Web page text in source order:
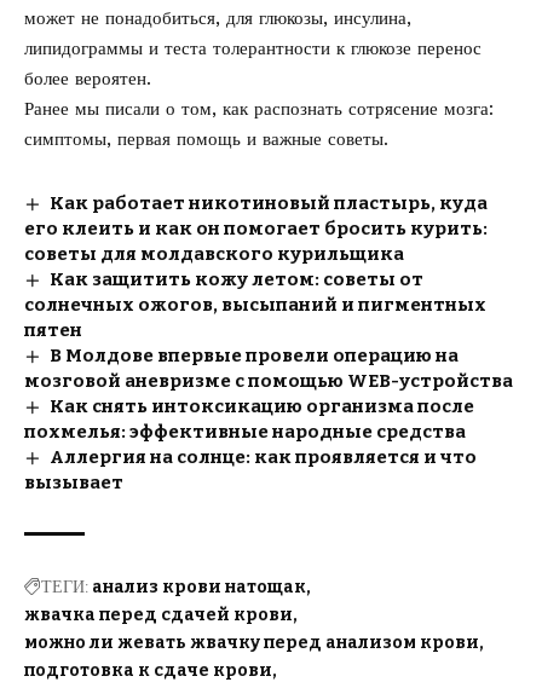
может не понадобиться, для глюкозы, инсулина,
липидограммы и теста толерантности к глюкозе перенос
более вероятен.
Ранее мы писали о том, какраспознать сотрясение мозга:
симптомы, первая помощь и важные советы.
Как работает никотиновый пластырь, куда
его клеить и как он помогает бросить курить:
советы для молдавского курильщика
Как защитить кожу летом: советы от
солнечных ожогов, высыпаний и пигментных
пятен
В Молдове впервые провели операцию на
мозговой аневризме с помощью WEB-устройства
Как снять интоксикацию организма после
похмелья: эффективные народные средства
Аллергия на солнце: как проявляется и что
вызывает
ТЕГИ: анализ крови натощак
жвачка перед сдачей крови
можно ли жевать жвачку перед анализом крови
подготовка к сдаче крови